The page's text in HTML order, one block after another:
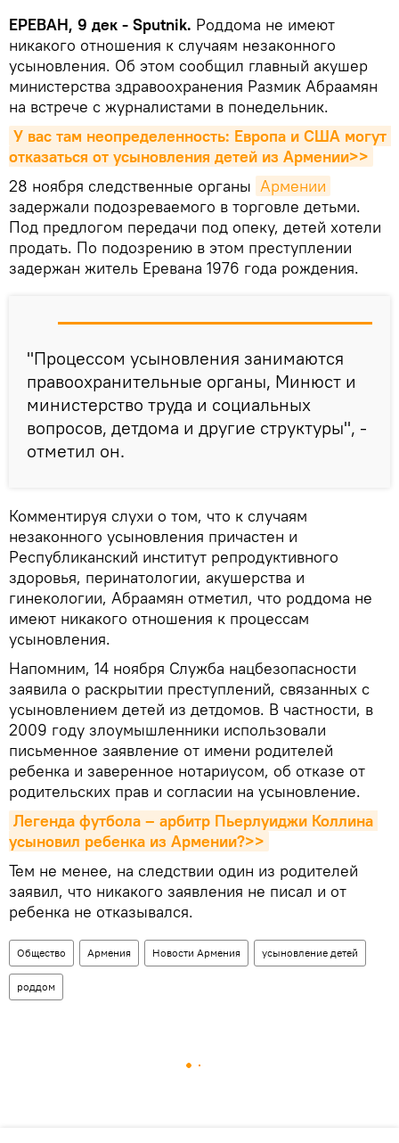
ЕРЕВАН, 9 дек - Sputnik. Роддома не имеют
никакого отношения к случаям незаконного
усыновления. Об этом сообщил главный акушер
министерства здравоохранения Размик Абраамян
на встрече с журналистами в понедельник.
У вас там неопределенность: Европа и США могут
отказаться от усыновления детей из Армении>>
28 ноября следственные органы Армении
задержали подозреваемого в торговле детьми.
Под предлогом передачи под опеку, детей хотели
продать. По подозрению в этом преступлении
задержан житель Еревана 1976 года рождения.
"Процессом усыновления занимаются
правоохранительные органы, Минюст и
министерство труда и социальных
вопросов, детдома и другие структуры", -
отметил он.
Комментируя слухи о том, что к случаям
незаконного усыновления причастен и
Республиканский институт репродуктивного
здоровья, перинатологии, акушерства и
гинекологии, Абраамян отметил, что роддома не
имеют никакого отношения к процессам
усыновления.
Напомним, 14 ноября Служба нацбезопасности
заявила о раскрытии преступлений, связанных с
усыновлением детей из детдомов. В частности, в
2009 году злоумышленники использовали
письменное заявление от имени родителей
ребенка и заверенное нотариусом, об отказе от
родительских прав и согласии на усыновление.
Легенда футбола – арбитр Пьерлуиджи Коллина
усыновил ребенка из Армении?>>
Тем не менее, на следствии один из родителей
заявил, что никакого заявления не писал и от
ребенка не отказывался.
Общество Армения Новости Армения усыновление детей
роддом